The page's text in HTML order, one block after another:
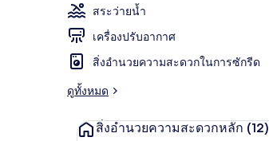
พัก
ชื่น
สู
จ
า
สระว่ายน้ำ
เครื่องปรับอากาศ
สิ่งอำนวยความสะดวกในการซักรีด
ดูทั้งหมด
สิ่งอำนวยความสะดวกหลัก (12)